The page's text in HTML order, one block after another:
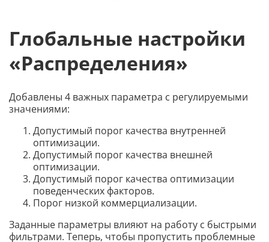
Глобальные настройки
«Распределения»
Добавлены 4 важных параметра с регулируемыми
значениями:
Допустимый порог качества внутренней
оптимизации.
Допустимый порог качества внешней
оптимизации.
Допустимый порог качества оптимизации
поведенческих факторов.
Порог низкой коммерциализации.
Заданные параметры влияют на работу с быстрыми
фильтрами. Теперь, чтобы пропустить проблемные